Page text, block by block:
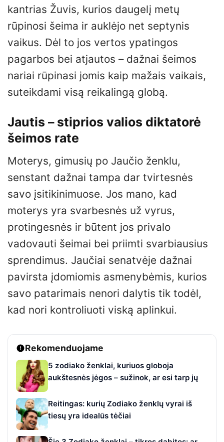
kantrias Žuvis, kurios daugelį metų
rūpinosi šeima ir auklėjo net septynis
vaikus. Dėl to jos vertos ypatingos
pagarbos bei atjautos – dažnai šeimos
nariai rūpinasi jomis kaip mažais vaikais,
suteikdami visą reikalingą globą.
Jautis – stiprios valios diktatorė
šeimos rate
Moterys, gimusių po Jaučio ženklu,
senstant dažnai tampa dar tvirtesnės
savo įsitikinimuose. Jos mano, kad
moterys yra svarbesnės už vyrus,
protingesnės ir būtent jos privalo
vadovauti šeimai bei priimti svarbiausius
sprendimus. Jaučiai senatvėje dažnai
pavirsta įdomiomis asmenybėmis, kurios
savo patarimais nenori dalytis tik todėl,
kad nori kontroliuoti viską aplinkui.
Rekomenduojame
5 zodiako ženklai, kuriuos globoja
aukštesnės jėgos – sužinok, ar esi tarp jų
Reitingas: kurių Zodiako ženklų vyrai iš
tiesų yra idealūs tėčiai